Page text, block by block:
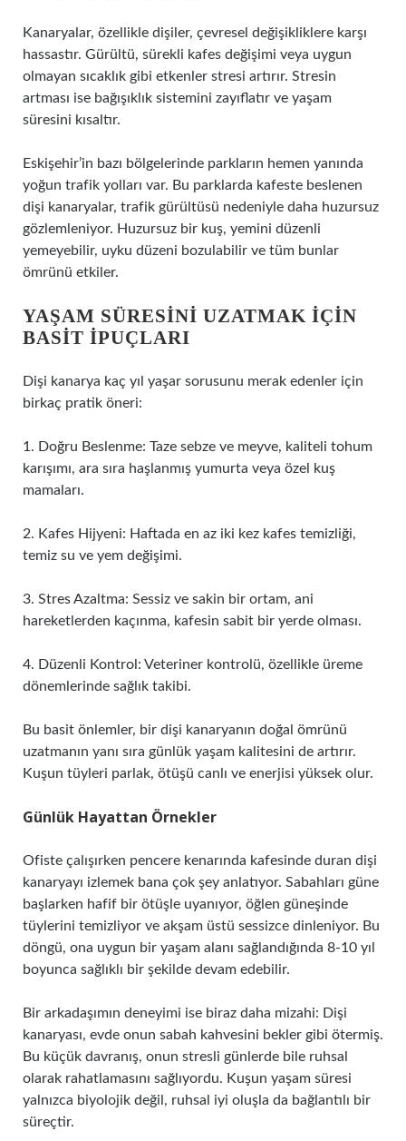
Kanaryalar, özellikle dişiler, çevresel değişikliklere karşı
hassastır. Gürültü, sürekli kafes değişimi veya uygun
olmayan sıcaklık gibi etkenler stresi artırır. Stresin
artması ise bağışıklık sistemini zayıflatır ve yaşam
süresini kısaltır.
Eskişehir’in bazı bölgelerinde parkların hemen yanında
yoğun trafik yolları var. Bu parklarda kafeste beslenen
dişi kanaryalar, trafik gürültüsü nedeniyle daha huzursuz
gözlemleniyor. Huzursuz bir kuş, yemini düzenli
yemeyebilir, uyku düzeni bozulabilir ve tüm bunlar
ömrünü etkiler.
YAŞAM SÜRESINI UZATMAK İÇIN
BASIT İPUÇLARI
Dişi kanarya kaç yıl yaşar sorusunu merak edenler için
birkaç pratik öneri:
1. Doğru Beslenme: Taze sebze ve meyve, kaliteli tohum
karışımı, ara sıra haşlanmış yumurta veya özel kuş
mamaları.
2. Kafes Hijyeni: Haftada en az iki kez kafes temizliği,
temiz su ve yem değişimi.
3. Stres Azaltma: Sessiz ve sakin bir ortam, ani
hareketlerden kaçınma, kafesin sabit bir yerde olması.
4. Düzenli Kontrol: Veteriner kontrolü, özellikle üreme
dönemlerinde sağlık takibi.
Bu basit önlemler, bir dişi kanaryanın doğal ömrünü
uzatmanın yanı sıra günlük yaşam kalitesini de artırır.
Kuşun tüyleri parlak, ötüşü canlı ve enerjisi yüksek olur.
Günlük Hayattan Örnekler
Ofiste çalışırken pencere kenarında kafesinde duran dişi
kanaryayı izlemek bana çok şey anlatıyor. Sabahları güne
başlarken hafif bir ötüşle uyanıyor, öğlen güneşinde
tüylerini temizliyor ve akşam üstü sessizce dinleniyor. Bu
döngü, ona uygun bir yaşam alanı sağlandığında 8-10 yıl
boyunca sağlıklı bir şekilde devam edebilir.
Bir arkadaşımın deneyimi ise biraz daha mizahi: Dişi
kanaryası, evde onun sabah kahvesini bekler gibi ötermiş.
Bu küçük davranış, onun stresli günlerde bile ruhsal
olarak rahatlamasını sağlıyordu. Kuşun yaşam süresi
yalnızca biyolojik değil, ruhsal iyi oluşla da bağlantılı bir
süreçtir.